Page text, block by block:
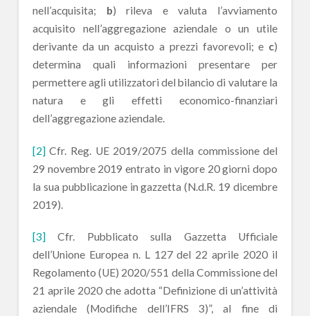
nell’acquisita; b) rileva e valuta l’avviamento
acquisito nell’aggregazione aziendale o un utile
derivante da un acquisto a prezzi favorevoli; e c)
determina quali informazioni presentare per
permettere agli utilizzatori del bilancio di valutare la
natura e gli effetti economico-finanziari
dell’aggregazione aziendale.
[2]Cfr. Reg. UE 2019/2075 della commissione del
29 novembre 2019 entrato in vigore 20 giorni dopo
la sua pubblicazione in gazzetta (N.d.R. 19 dicembre
2019).
[3]
Cfr. Pubblicato sulla Gazzetta Ufficiale
dell’Unione Europea n. L 127 del 22 aprile 2020 il
Regolamento (UE) 2020/551 della Commissione del
21 aprile 2020 che adotta “Definizione di un’attività
aziendale (Modifiche dell’IFRS 3)”, al fine di